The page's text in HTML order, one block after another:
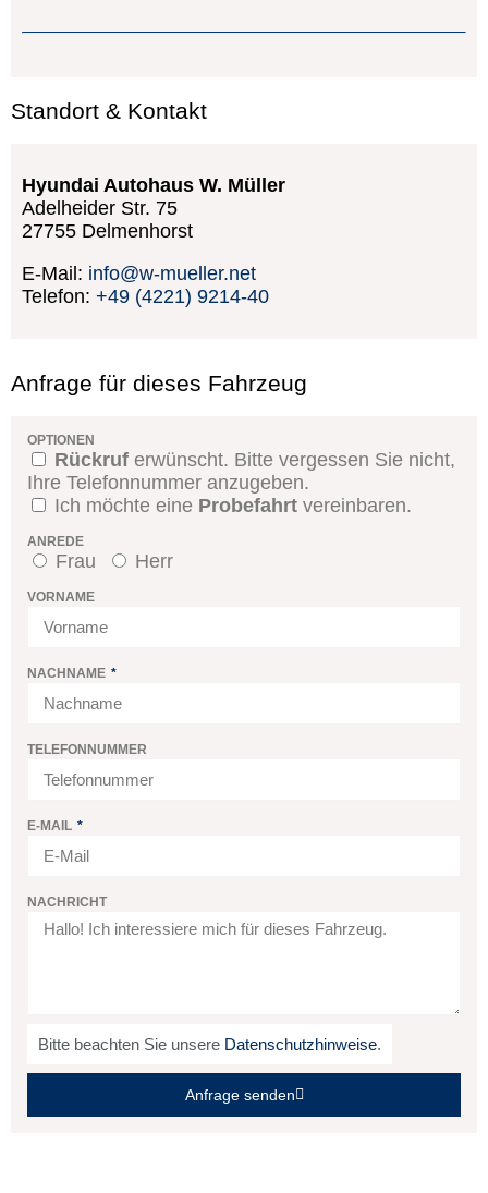
Standort & Kontakt
Hyundai Autohaus W. Müller
Adelheider Str. 75
27755 Delmenhorst
E-Mail: info@w-mueller.net
Telefon: +49 (4221) 9214-40
Anfrage für dieses Fahrzeug
OPTIONEN
Rückruf erwünscht. Bitte vergessen Sie nicht,
Ihre Telefonnummer anzugeben.
Ich möchte eine Probefahrt vereinbaren.
ANREDE
Frau Herr
VORNAME
NACHNAME
TELEFONNUMMER
E-MAIL
NACHRICHT
Bitte beachten Sie unsere Datenschutzhinweise.
Anfrage senden